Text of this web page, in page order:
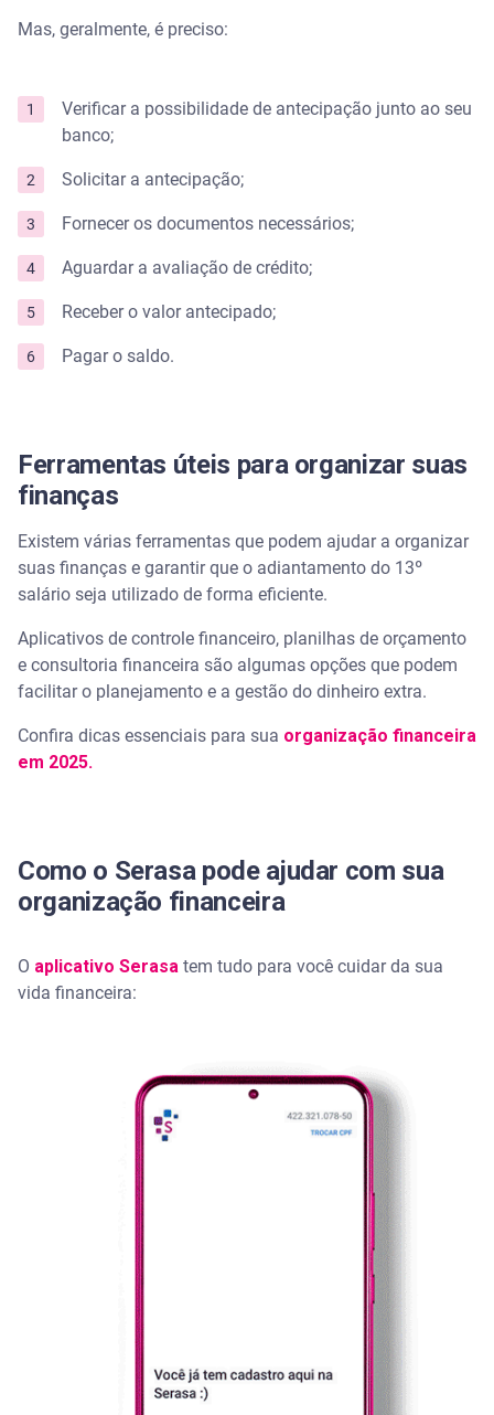
Mas, geralmente, é preciso:
Verificar a possibilidade de antecipação junto ao seu
banco;
Solicitar a antecipação;
Fornecer os documentos necessários;
Aguardar a avaliação de crédito;
Receber o valor antecipado;
Pagar o saldo.
Ferramentas úteis para organizar suas
finanças
Existem várias ferramentas que podem ajudar a organizar
suas finanças e garantir que o adiantamento do 13º
salário seja utilizado de forma eficiente.
Aplicativos de controle financeiro, planilhas de orçamento
e consultoria financeira são algumas opções que podem
facilitar o planejamento e a gestão do dinheiro extra.
Confira dicas essenciais para sua organização financeira
em 2025.
Como o Serasa pode ajudar com sua
organização financeira
O aplicativo Serasa tem tudo para você cuidar da sua
vida financeira: